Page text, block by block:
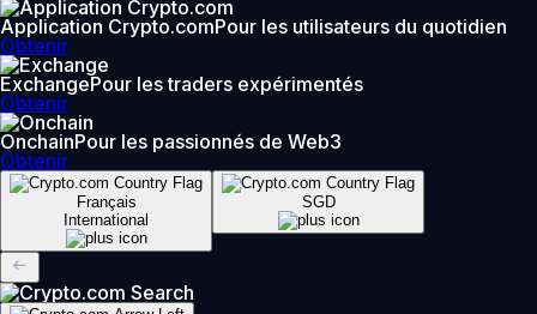
Application Crypto.comPour les utilisateurs du quotidien
Obtenir
ExchangePour les traders expérimentés
Obtenir
OnchainPour les passionnés de Web3
Obtenir
Français
International
SGD